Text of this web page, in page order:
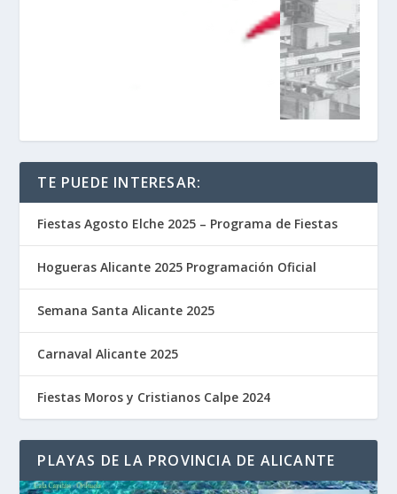
TE PUEDE INTERESAR:
Fiestas Agosto Elche 2025 – Programa de Fiestas
Hogueras Alicante 2025 Programación Oficial
Semana Santa Alicante 2025
Carnaval Alicante 2025
Fiestas Moros y Cristianos Calpe 2024
PLAYAS DE LA PROVINCIA DE ALICANTE